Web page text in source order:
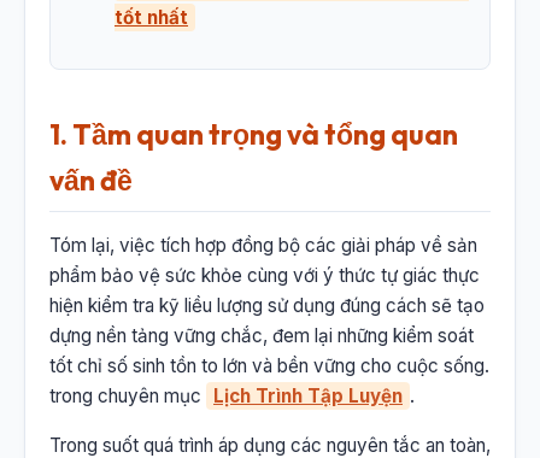
tốt nhất
1. Tầm quan trọng và tổng quan
vấn đề
Tóm lại, việc tích hợp đồng bộ các giải pháp về sản
phẩm bảo vệ sức khỏe cùng với ý thức tự giác thực
hiện kiểm tra kỹ liều lượng sử dụng đúng cách sẽ tạo
dựng nền tảng vững chắc, đem lại những kiểm soát
tốt chỉ số sinh tồn to lớn và bền vững cho cuộc sống.
trong chuyên mục
Lịch Trình Tập Luyện .
Trong suốt quá trình áp dụng các nguyên tắc an toàn,